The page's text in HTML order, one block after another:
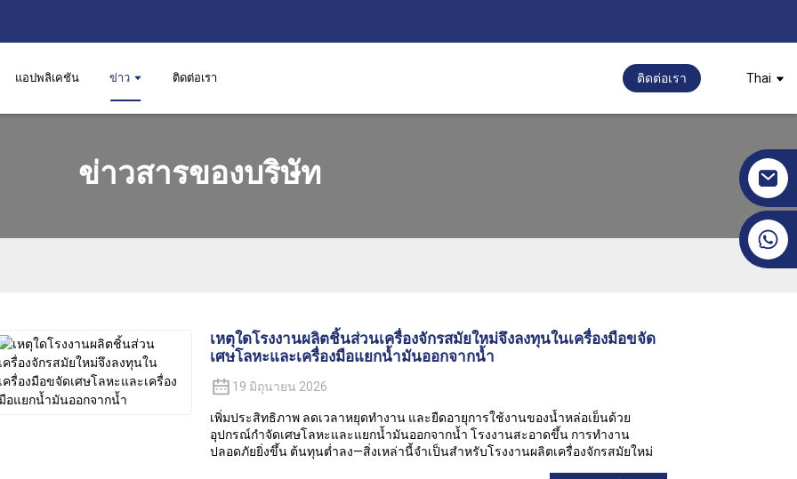
แอปพลิเคชัน ข่าว ติดต่อเรา ติดต่อเรา Thai
ข่าวสารของบริษัท
เหตุใดโรงงานผลิตชิ้นส่วนเครื่องจักรสมัยใหม่จึงลงทุนในเครื่องมือขจัด
เศษโลหะและเครื่องมือแยกน้ำมันออกจากน้ำ
19 มิถุนายน 2026
เพิ่มประสิทธิภาพ ลดเวลาหยุดทำงาน และยืดอายุการใช้งานของน้ำหล่อเย็นด้วย
อุปกรณ์กำจัดเศษโลหะและแยกน้ำมันออกจากน้ำ โรงงานสะอาดขึ้น การทำงาน
ปลอดภัยยิ่งขึ้น ต้นทุนต่ำลง—สิ่งเหล่านี้จำเป็นสำหรับโรงงานผลิตเครื่องจักรสมัยใหม่